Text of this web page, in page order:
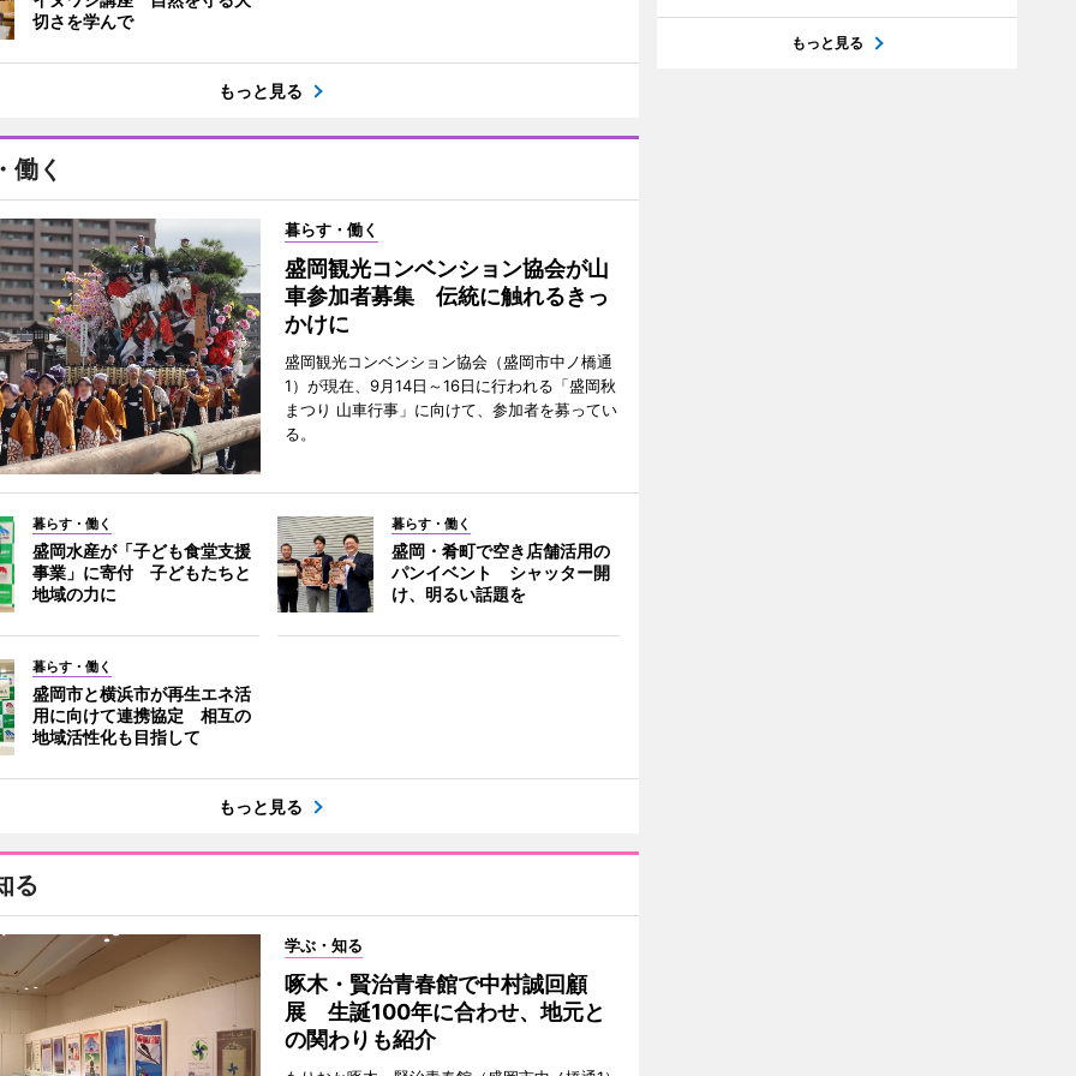
切さを学んで
もっと見る
働く
暮らす・働く
盛岡観光コンベンション協会が山
車参加者募集 伝統に触れるきっ
かけに
盛岡観光コンベンション協会（盛岡市中ノ橋通
1）が現在、9月14日～16日に行われる「盛岡秋
まつり 山車行事」に向けて、参加者を募ってい
る。
暮らす・働く
盛岡水産が「子ども食堂支援
事業」に寄付 子どもたちと
地域の力に
暮らす・働く
盛岡・肴町で空き店舗活用の
パンイベント シャッター開
け、明るい話題を
暮らす・働く
盛岡市と横浜市が再生エネ活
用に向けて連携協定 相互の
地域活性化も目指して
もっと見る
る
学ぶ・知る
啄木・賢治青春館で中村誠回顧
展 生誕100年に合わせ、地元と
の関わりも紹介
もっと見る